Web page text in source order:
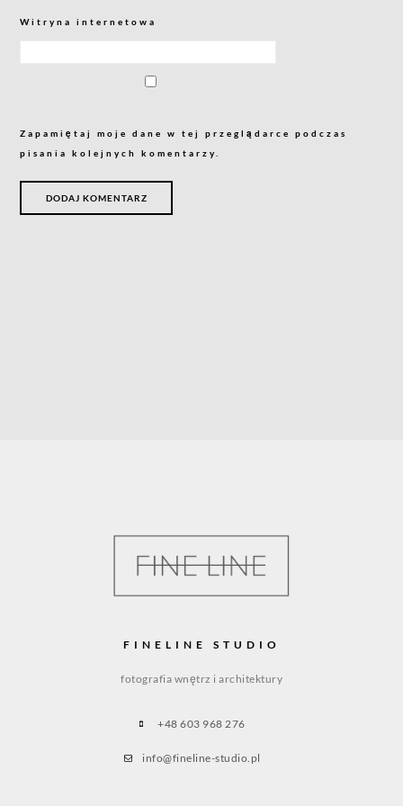
Witryna internetowa
Zapamiętaj moje dane w tej przeglądarce podczas
pisania kolejnych komentarzy.
FINELINE STUDIO
fotografia wnętrz i architektury
+48 603 968 276
info@fineline-studio.pl